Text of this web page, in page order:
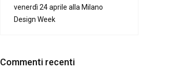
venerdì 24 aprile alla Milano
Design Week
Commenti recenti